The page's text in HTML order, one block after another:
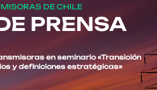
DE CHILE
PRENSA
en seminario «Transición
y definiciones estratégicas»